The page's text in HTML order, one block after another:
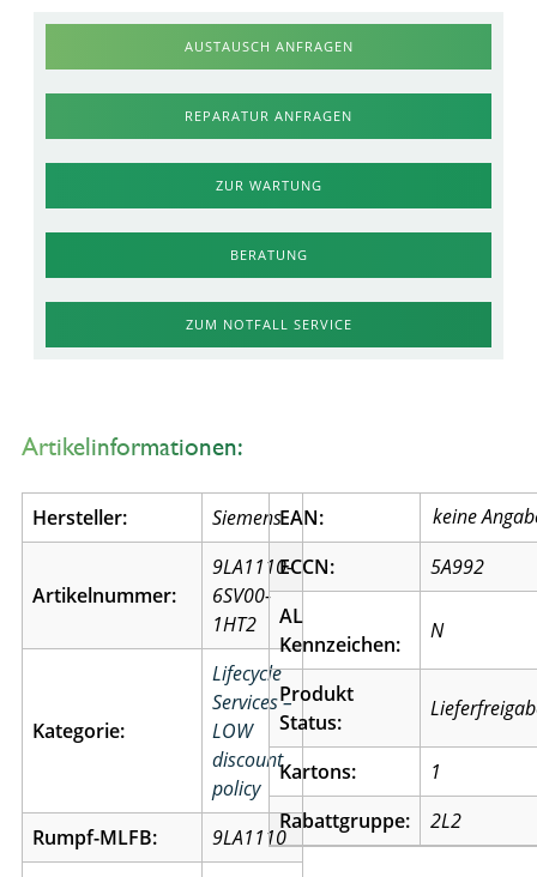
AUSTAUSCH ANFRAGEN
REPARATUR ANFRAGEN
ZUR WARTUNG
BERATUNG
ZUM NOTFALL SERVICE
Artikelinformationen:
Hersteller: Siemens
Artikelnummer:
9LA1110-
6SV00-
1HT2
Kategorie:
Lifecycle
Services –
LOW
discount
policy
Rumpf-MLFB:
9LA1110
EAN:
ECCN:
5A992
AL
Kennzeichen:
N
Produkt
Status:
Kartons:
1
Rabattgruppe:
2L2